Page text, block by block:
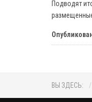
Подводят
ВЫ ЗДЕСЬ: